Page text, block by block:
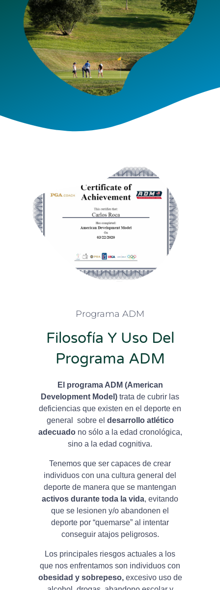
Programa ADM
Filosofía Y Uso Del
Programa ADM
El programa ADM (American
Development Model) trata de cubrir las
deficiencias que existen en el deporte en
general sobre el desarrollo atlético
adecuadono sólo a la edad cronológica,
sino a la edad cognitiva.
Tenemos que ser capaces de crear
individuos con una cultura general del
deporte de manera que se mantengan
activos durante toda la vida, evitando
que se lesionen y/o abandonen el
deporte por “quemarse” al intentar
conseguir atajos peligrosos.
Los principales riesgos actuales a los
que nos enfrentamos son individuos con
obesidad y sobrepeso,excesivo uso de